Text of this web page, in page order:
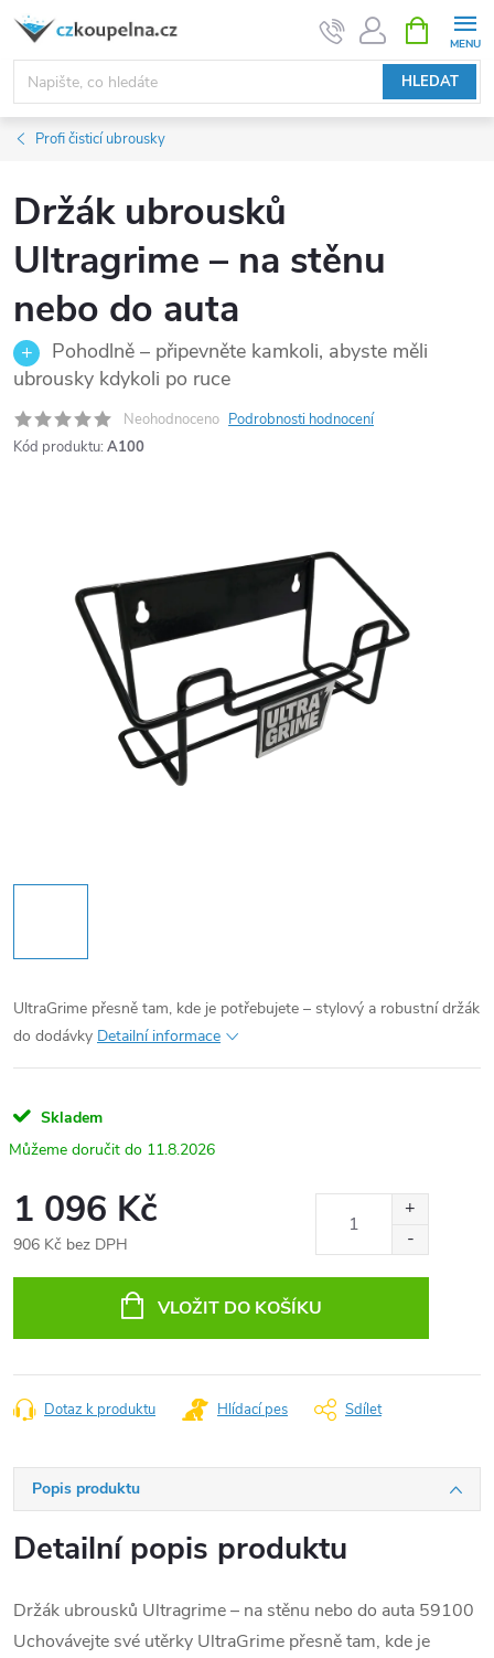
Přejít
obsah
HLEDAT
NÁKUPNÍ
KOŠÍK
Profi čisticí ubrousky
Držák ubrousků
Ultragrime – na stěnu
nebo do auta
Pohodlně – připevněte kamkoli, abyste měli
ubrousky kdykoli po ruce
Neohodnoceno Podrobnosti hodnocení
Kód produktu: A100
UltraGrime přesně tam, kde je potřebujete – stylový a robustní držák
do dodávky Detailní informace
Skladem
11.8.2026
1 096 Kč
906 Kč bez DPH
VLOŽIT DO KOŠÍKU
Dotaz k produktu Hlídací pes Sdílet
Popis produktu
Detailní popis produktu
Držák ubrousků Ultragrime – na stěnu nebo do auta 59100
Uchovávejte své utěrky UltraGrime přesně tam, kde je